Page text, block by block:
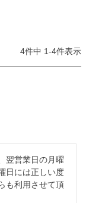
4件中 1-4件表示
翌営業日の月曜
日には正しい度
も利用させて頂